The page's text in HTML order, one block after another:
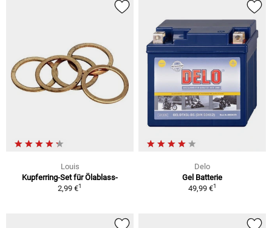
Louis
Kupferring-Set für Ölablass-
2,99 €1
Delo
Gel Batterie
49,99 €1